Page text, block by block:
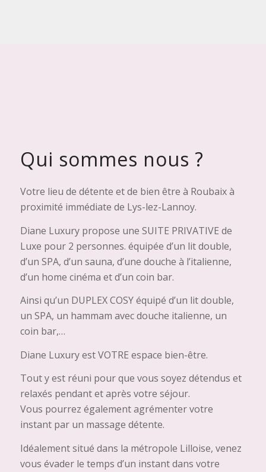
Qui sommes nous ?
Votre lieu de détente et de bien être à Roubaix à
proximité immédiate de Lys-lez-Lannoy.
Diane Luxury propose une SUITE PRIVATIVE de
Luxe pour 2 personnes. équipée d’un lit double,
d’un SPA, d’un sauna, d’une douche à l’italienne,
d’un home cinéma et d’un coin bar.
Ainsi qu’un DUPLEX COSY équipé d’un lit double,
un SPA, un hammam avec douche italienne, un
coin bar,…
Diane Luxury est VOTRE espace bien-être.
Tout y est réuni pour que vous soyez détendus et
relaxés pendant et après votre séjour.
Vous pourrez également agrémenter votre
instant par un massage détente.
Idéalement situé dans la métropole Lilloise, venez
vous évader le temps d’un instant dans votre